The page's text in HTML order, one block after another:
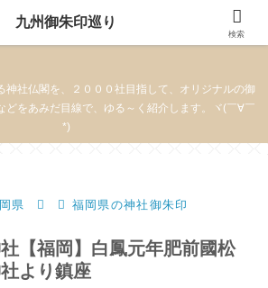
九州御朱印巡り
神社仏閣を、２０００社目指して、オリジナルの御
どをあみだ目線で、ゆる～く紹介します。ヾ(￣∀￣
*)
県 福岡県の神社御朱印
【福岡】白鳳元年肥前國松
より鎮座
九州御朱印巡り
検索